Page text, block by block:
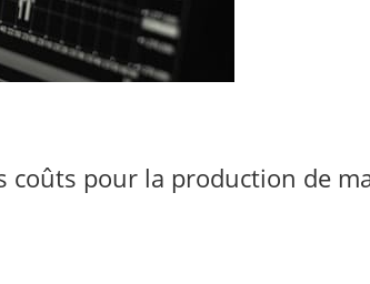
coûts pour la production de